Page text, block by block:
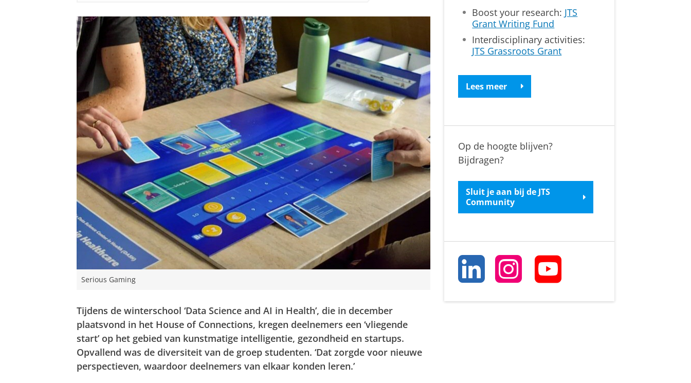
Serious Gaming
Tijdens de winterschool ‘Data Science and AI in Health’, die in december
plaatsvond in het House of Connections, kregen deelnemers een ‘vliegende
start’ op het gebied van kunstmatige intelligentie, gezondheid en startups.
Opvallend was de diversiteit van de groep studenten. ‘Dat zorgde voor nieuwe
perspectieven, waardoor deelnemers van elkaar konden leren.’
Boost your research: JTS
Grant Writing Fund
Interdisciplinary activities:
JTS Grassroots Grant
Lees meer
Op de hoogte blijven?
Bijdragen?
Sluit je aan bij de JTS
Community